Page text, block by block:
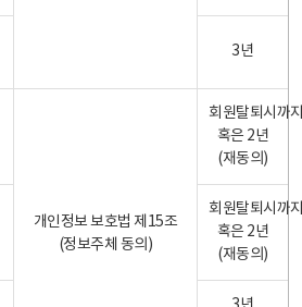
3년
개인정보 보호법 제15조
(정보주체 동의)
회원탈퇴시까
혹은 2년
(재동의)
회원탈퇴시까
혹은 2년
(재동의)